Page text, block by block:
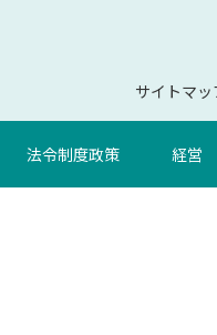
サイトマッ
法令制度政策 経営